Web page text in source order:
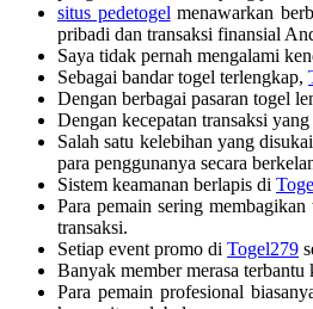
situs pedetogel menawarkan
pribadi dan transaksi finansial
Saya tidak pernah mengalami
Sebagai bandar togel terlengkap,
Dengan berbagai pasaran togel
Dengan kecepatan transaksi
Salah satu kelebihan yang
para penggunanya secara
Sistem keamanan berlapis di
Para pemain sering
transaksi.
Setiap event promo di Togel279
Banyak member merasa terbantu
Para pemain profesional